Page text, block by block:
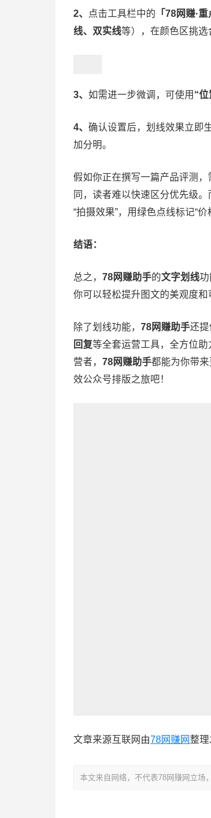
2、 点击工具栏中的 「78网赚·重
线、双实线等），在颜色区挑选
3、 如需进一步微调，可使用 “位
4、 确认设置后，划线效果立即
加分明。
假如你正在撰写一篇产品评测
同，读者难以快速区分优先级
“拍摄效果”，用绿色点线标记“
结语：
总之， 78网赚助手的文字划线功
你可以轻松提升图文的美观度和
除了划线功能， 78网赚助手还提
回复等全套运营工具，全方位
营者， 78网赚助手都能为你带
效公众号排版之旅吧！
文章来源互联网由78网赚网整理
本文来自网络，不代表78网赚网立场